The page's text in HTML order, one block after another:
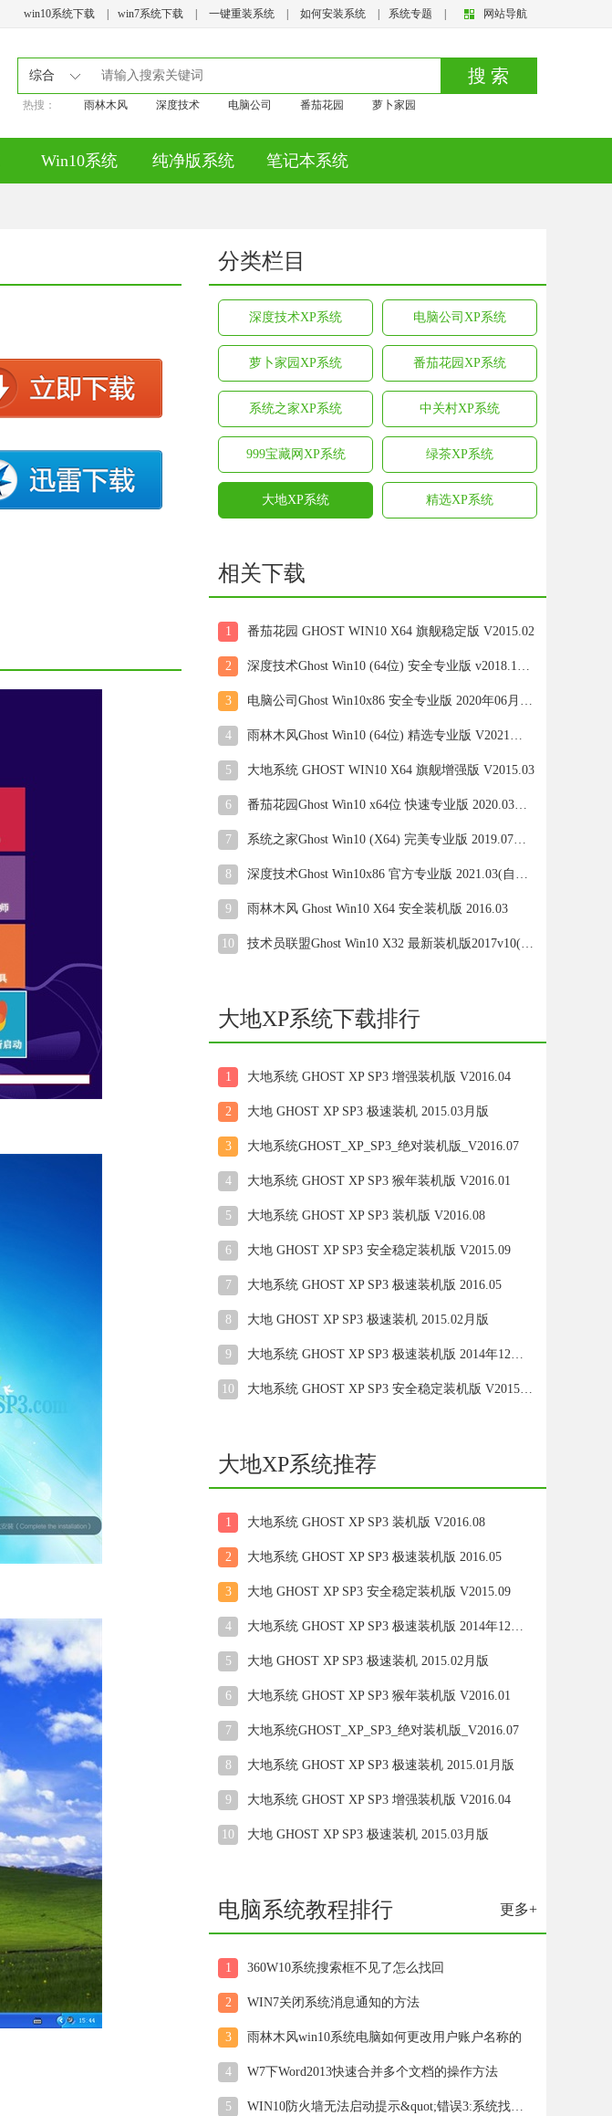
网站导航
win10系统下载 win7系统下载 一键重装系统 如何安装系统 系统专题
综合 搜 索
热搜： 雨林木风 深度技术 电脑公司 番茄花园 萝卜家园
Win10系统 纯净版系统 笔记本系统
分类栏目
深度技术XP系统 电脑公司XP系统
萝卜家园XP系统 番茄花园XP系统
系统之家XP系统 中关村XP系统
999宝藏网XP系统 绿茶XP系统
大地XP系统 精选XP系统
相关下载
1 番茄花园 GHOST WIN10 X64 旗舰稳定版 V2015.02
2 深度技术Ghost Win10 (64位) 安全专业版 v2018.12(免激活)
3 电脑公司Ghost Win10x86 安全专业版 2020年06月(绝对激活)
4 雨林木风Ghost Win10 (64位) 精选专业版 V2021年08月(无需激活)
5 大地系统 GHOST WIN10 X64 旗舰增强版 V2015.03
6 番茄花园Ghost Win10 x64位 快速专业版 2020.03月(自动激活)
7 系统之家Ghost Win10 (X64) 完美专业版 2019.07月(自动激活)
8 深度技术Ghost Win10x86 官方专业版 2021.03(自动激活)
9 雨林木风 Ghost Win10 X64 安全装机版 2016.03
10 技术员联盟Ghost Win10 X32 最新装机版2017v10(自动激活)
大地XP系统下载排行
1 大地系统 GHOST XP SP3 增强装机版 V2016.04
2 大地 GHOST XP SP3 极速装机 2015.03月版
3 大地系统GHOST_XP_SP3_绝对装机版_V2016.07
4 大地系统 GHOST XP SP3 猴年装机版 V2016.01
5 大地系统 GHOST XP SP3 装机版 V2016.08
6 大地 GHOST XP SP3 安全稳定装机版 V2015.09
7 大地系统 GHOST XP SP3 极速装机版 2016.05
8 大地 GHOST XP SP3 极速装机 2015.02月版
9 大地系统 GHOST XP SP3 极速装机版 2014年12月版
10 大地系统 GHOST XP SP3 安全稳定装机版 V2015.06
大地XP系统推荐
1 大地系统 GHOST XP SP3 装机版 V2016.08
2 大地系统 GHOST XP SP3 极速装机版 2016.05
3 大地 GHOST XP SP3 安全稳定装机版 V2015.09
4 大地系统 GHOST XP SP3 极速装机版 2014年12月版
5 大地 GHOST XP SP3 极速装机 2015.02月版
6 大地系统 GHOST XP SP3 猴年装机版 V2016.01
7 大地系统GHOST_XP_SP3_绝对装机版_V2016.07
8 大地系统 GHOST XP SP3 极速装机 2015.01月版
9 大地系统 GHOST XP SP3 增强装机版 V2016.04
10 大地 GHOST XP SP3 极速装机 2015.03月版
电脑系统教程排行 更多+
1 360W10系统搜索框不见了怎么找回
2 WIN7关闭系统消息通知的方法
3 雨林木风win10系统电脑如何更改用户账户名称的
4 W7下Word2013快速合并多个文档的操作方法
5 WIN10防火墙无法启动提示&quot;错误3:系统找不到指定路径&qu